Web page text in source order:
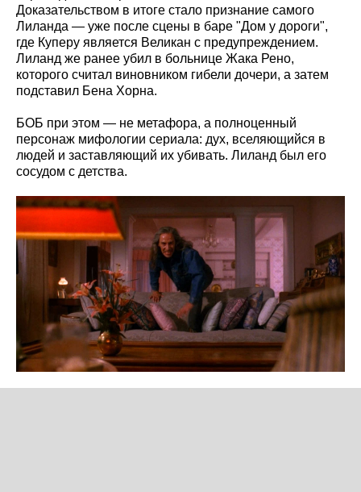
Доказательством в итоге стало признание самого
Лиланда — уже после сцены в баре "Дом у дороги",
где Куперу является Великан с предупреждением.
Лиланд же ранее убил в больнице Жака Рено,
которого считал виновником гибели дочери, а затем
подставил Бена Хорна.
БОБ при этом — не метафора, а полноценный
персонаж мифологии сериала: дух, вселяющийся в
людей и заставляющий их убивать. Лиланд был его
сосудом с детства.